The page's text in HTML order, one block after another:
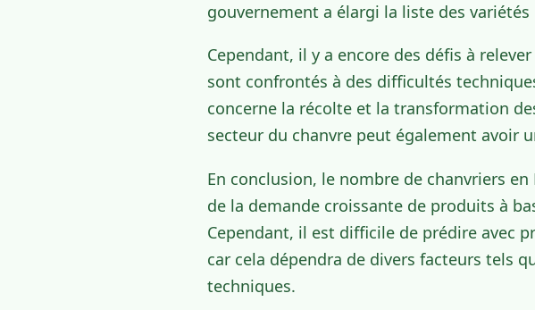
gouvernement a élargi la liste des
Cependant, il y a encore des défis à
sont confrontés à des difficultés
concerne la récolte et la transformation
secteur du chanvre peut également avoir
En conclusion, le nombre de chanvriers
de la demande croissante de produits à
Cependant, il est difficile de prédire avec
car cela dépendra de divers facteurs tels
techniques.